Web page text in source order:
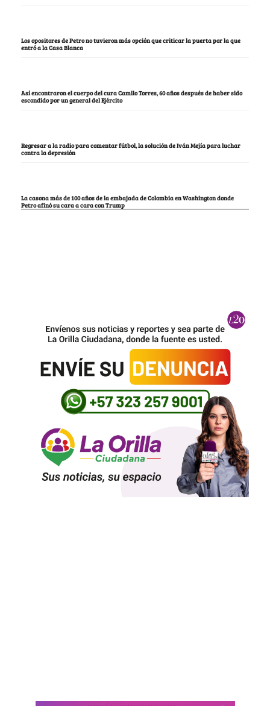
Los opositores de Petro no tuvieron más opción que criticar la puerta por la que
entró a la Casa Blanca
Así encontraron el cuerpo del cura Camilo Torres, 60 años después de haber sido
escondido por un general del Ejército
Regresar a la radio para comentar fútbol, la solución de Iván Mejía para luchar
contra la depresión
La casona más de 100 años de la embajada de Colombia en Washington donde
Petro afinó su cara a cara con Trump